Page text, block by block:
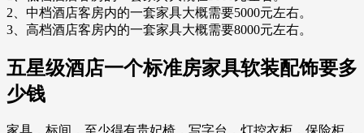
2、中档酒店客房内的一套家具大概需要5000元左右。
3、高档酒店客房内的一套家具大概需要8000元左右。
五星级酒店一个标准房家具软装配饰要多
少钱